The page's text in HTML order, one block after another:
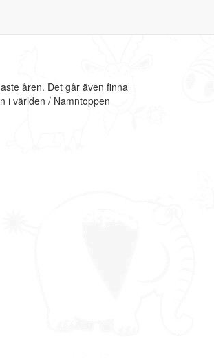
åren. Det går även finna
i världen / Namntoppen